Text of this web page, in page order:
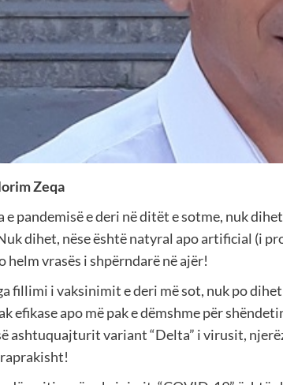
Zeqa
e pandemisë e deri në ditët e sotme, nuk
dihet, nëse është natyral apo artificial (i
helm vrasës i shpërndarë në ajër!
fillimi i vaksinimit e deri më sot, nuk po
efikase apo më pak e dëmshme për
ashtuquajturit variant “Delta” i virusit,